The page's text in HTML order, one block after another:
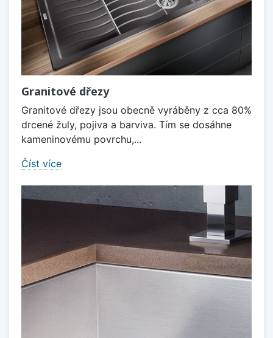
Granitové dřezy
Granitové dřezy jsou obecně vyráběny z cca 80%
drcené žuly, pojiva a barviva. Tím se dosáhne
kameninovému povrchu,...
Číst více